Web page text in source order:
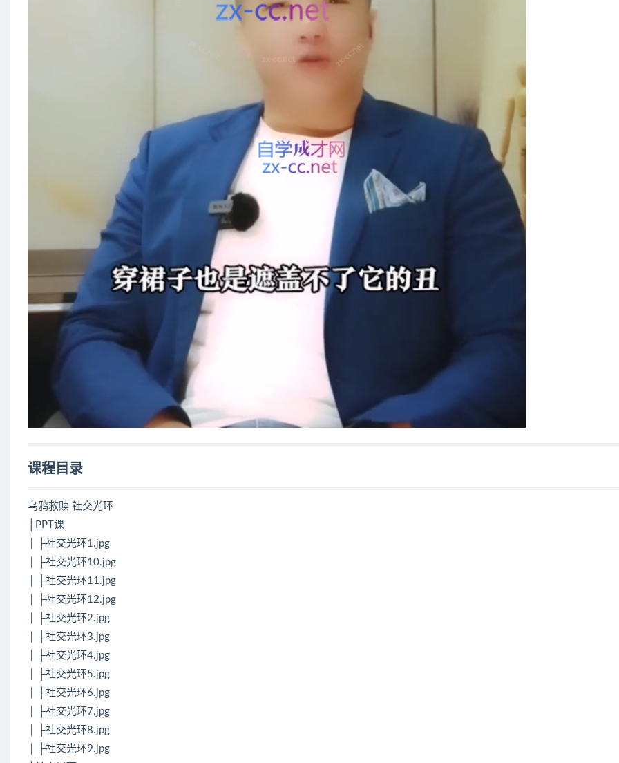
课程目录
乌鸦救赎 社交光环
├PPT课
│ ├社交光环1.jpg
│ ├社交光环10.jpg
│ ├社交光环11.jpg
│ ├社交光环12.jpg
│ ├社交光环2.jpg
│ ├社交光环3.jpg
│ ├社交光环4.jpg
│ ├社交光环5.jpg
│ ├社交光环6.jpg
│ ├社交光环7.jpg
│ ├社交光环8.jpg
│ ├社交光环9.jpg